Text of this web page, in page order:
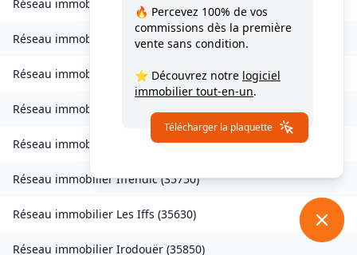
Réseau immobilier Guignen
Réseau immobilier Guipel(35440)
Réseau immobilier Hédé-Bazouges( 35630)
Réseau immobilier L'Hermitage(35590)
Réseau immobilier 35120)
Réseau immobilierIffendic(35750)
Réseau immobilier Les Iffs (35630)
Réseau immobilier Irodouër (35850)
🔥 Percevez 100% de vos
commissions dès la première
vente sans condition.
⭐ Découvrez notre logiciel
immobilier tout-en-un.
Télécharger la plaquette